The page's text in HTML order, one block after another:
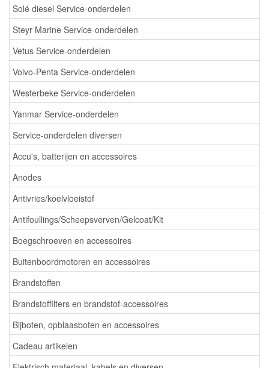
Solé diesel Service-onderdelen
Steyr Marine Service-onderdelen
Vetus Service-onderdelen
Volvo-Penta Service-onderdelen
Westerbeke Service-onderdelen
Yanmar Service-onderdelen
Service-onderdelen diversen
Accu's, batterijen en accessoires
Anodes
Antivries/koelvloeistof
Antifoullings/Scheepsverven/Gelcoat/Kit
Boegschroeven en accessoires
Buitenboordmotoren en accessoires
Brandstoffen
Brandstoffilters en brandstof-accessoires
Bijboten, opblaasboten en accessoires
Cadeau artikelen